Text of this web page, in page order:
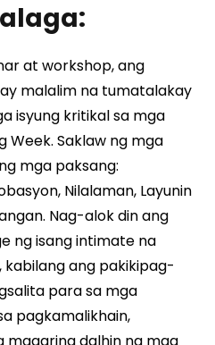
at workshop, ang
malalim na tumatalakay
isyung kritikal sa mga
Week. Saklaw ng mga
mga paksang:
Nilalaman, Layunin
Nag-alok din ang
ng isang intimate na
ang pakikipag-
para sa mga
pagkamalikhain,